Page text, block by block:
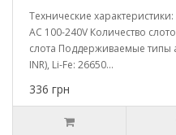
Технические
AC 100-240V Количество
слота Поддерживаемые типы
INR), Li-Fe: 26650...
336 грн